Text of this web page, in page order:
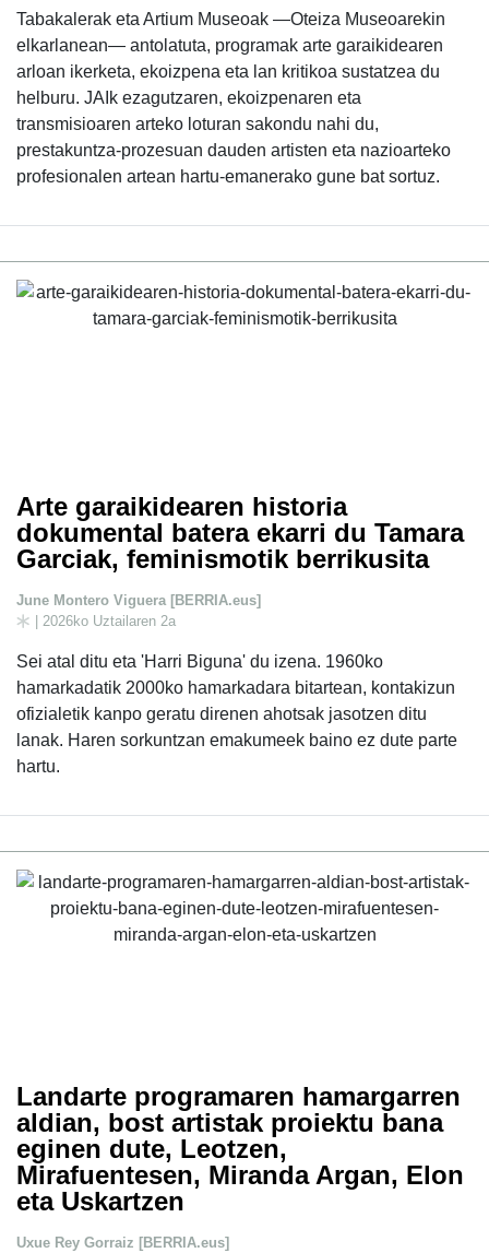
Tabakalerak eta Artium Museoak —Oteiza Museoarekin
elkarlanean— antolatuta, programak arte garaikidearen
arloan ikerketa, ekoizpena eta lan kritikoa sustatzea du
helburu. JAIk ezagutzaren, ekoizpenaren eta
transmisioaren arteko loturan sakondu nahi du,
prestakuntza-prozesuan dauden artisten eta nazioarteko
profesionalen artean hartu-emanerako gune bat sortuz.
Arte garaikidearen historia
dokumental batera ekarri du Tamara
Garciak, feminismotik berrikusita
June Montero Viguera [BERRIA.eus]
| 2026ko Uztailaren 2a
Sei atal ditu eta 'Harri Biguna' du izena. 1960ko
hamarkadatik 2000ko hamarkadara bitartean, kontakizun
ofizialetik kanpo geratu direnen ahotsak jasotzen ditu
lanak. Haren sorkuntzan emakumeek baino ez dute parte
hartu.
Landarte programaren hamargarren
aldian, bost artistak proiektu bana
eginen dute, Leotzen,
Mirafuentesen, Miranda Argan, Elon
eta Uskartzen
Uxue Rey Gorraiz [BERRIA.eus]